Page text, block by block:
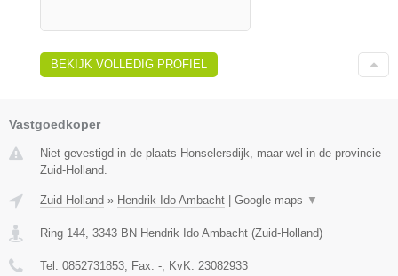
BEKIJK VOLLEDIG PROFIEL
Vastgoedkoper
Niet gevestigd in de plaats Honselersdijk, maar wel in de provincie
Zuid-Holland.
Zuid-Holland » Hendrik Ido Ambacht Google maps ▼
Ring 144 3343 BN Hendrik Ido Ambacht (Zuid-Holland)
Tel: 0852731853 , Fax: - , KvK: 23082933